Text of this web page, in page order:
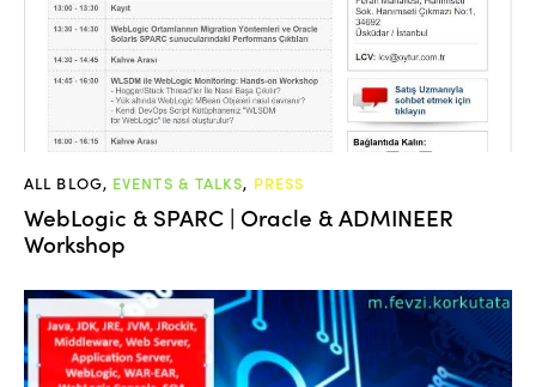
ALL BLOG, EVENTS & TALKS, PRESS
WebLogic & SPARC | Oracle & ADMINEER
Workshop